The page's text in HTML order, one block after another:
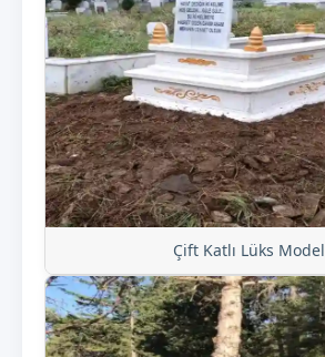
Çift Katlı Lüks Model